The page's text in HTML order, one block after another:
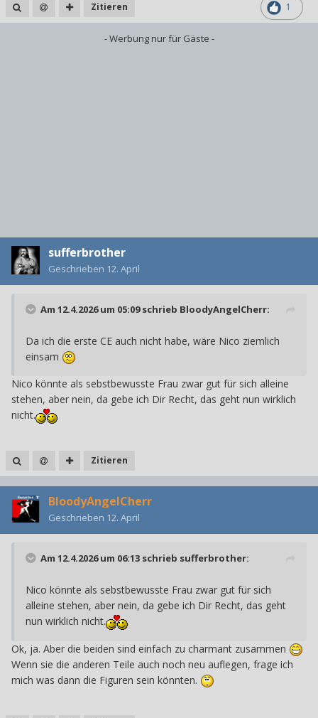
1
Zitieren
- Werbung nur für Gäste -
sufferbrother
Geschrieben 12. April
Am 12.4.2026 um 05:09 schrieb BloodyAngelCherr:
Da ich die erste CE auch nicht habe, wäre Nico ziemlich
einsam
Nico könnte als sebstbewusste Frau zwar gut für sich alleine
stehen, aber nein, da gebe ich Dir Recht, das geht nun wirklich
nicht.
Zitieren
BloodyAngelCherr
Geschrieben 12. April
Am 12.4.2026 um 06:13 schrieb sufferbrother:
Nico könnte als sebstbewusste Frau zwar gut für sich
alleine stehen, aber nein, da gebe ich Dir Recht, das geht
nun wirklich nicht.
Ok, ja. Aber die beiden sind einfach zu charmant zusammen
Wenn sie die anderen Teile auch noch neu auflegen, frage ich
mich was dann die Figuren sein könnten.